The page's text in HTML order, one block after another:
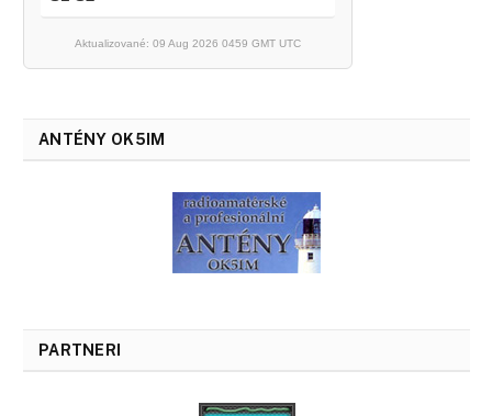
Aktualizované: 09 Aug 2026 0459 GMT UTC
ANTÉNY OK5IM
PARTNERI